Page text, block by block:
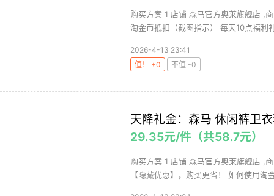
购买方案 1 店铺 森马官方奥莱旗舰店 ,
淘金币抵扣（截图指示） 每天10点福利
2026-4-13 23:41
值！ +0
不值 -0
天降礼金：森马 休闲裤卫
29.35元/件（共58.7元）
购买方案 1 店铺 森马官方奥莱旗舰店 ,
【隐藏优惠】，购买更省！ 如何使用淘